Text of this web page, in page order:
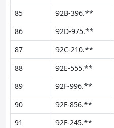
85
92B-396.**
86
92D-975.**
87
92C-210.**
88
92E-555.**
89
92F-996.**
90
92F-856.**
91
92F-245.**